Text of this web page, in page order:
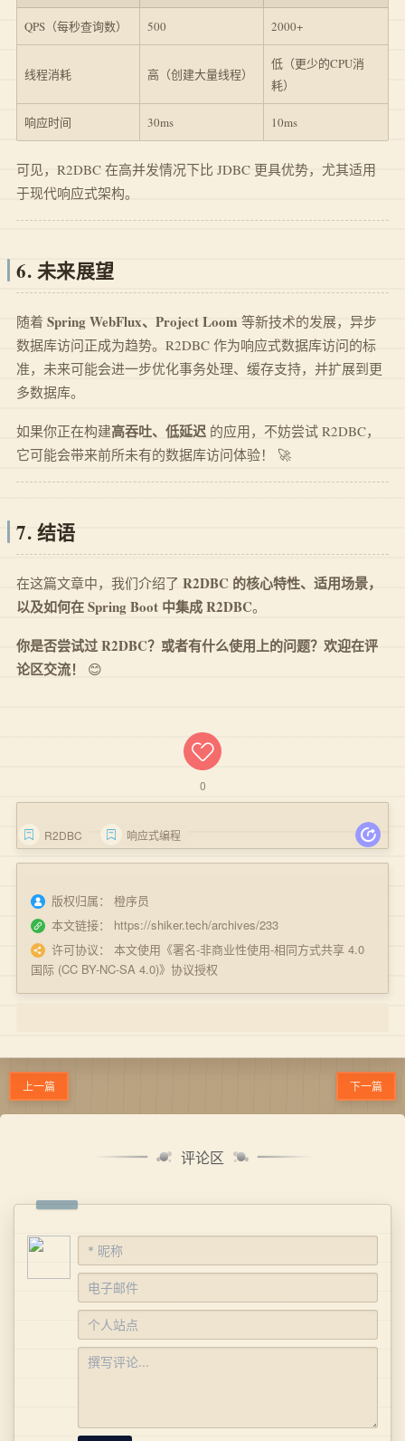
QPS（每秒查询数） 500 2000+
线程消耗 高（创建大量线程）
低（更少的CPU消
耗）
响应时间 30ms 10ms
可见，R2DBC 在高并发情况下比 JDBC 更具优势，尤其适用
于现代响应式架构。
6. 未来展望
随着 Spring WebFlux、Project Loom 等新技术的发展，异步
数据库访问正成为趋势。R2DBC 作为响应式数据库访问的标
准，未来可能会进一步优化事务处理、缓存支持，并扩展到更
多数据库。
如果你正在构建高吞吐、低延迟 的应用，不妨尝试 R2DBC，
它可能会带来前所未有的数据库访问体验！ 🚀
7. 结语
在这篇文章中，我们介绍了 R2DBC 的核心特性、适用场景，
以及如何在 Spring Boot 中集成 R2DBC。
你是否尝试过 R2DBC？或者有什么使用上的问题？欢迎在评
论区交流！
😊
0
R2DBC 响应式编程
版权归属：
橙序员
本文链接：
https://shiker.tech/archives/233
许可协议：
本文使用《署名-非商业性使用-相同方式共享 4.0
国际 (CC BY-NC-SA 4.0)》协议授权
上一篇 下一篇
评论区